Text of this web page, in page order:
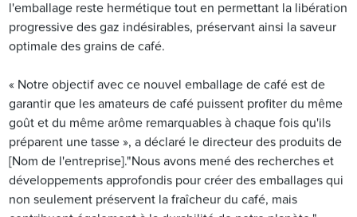
l'emballage reste hermétique tout en permettant la libération
progressive des gaz indésirables, préservant ainsi la saveur
optimale des grains de café.
« Notre objectif avec ce nouvel emballage de café est de
garantir que les amateurs de café puissent profiter du même
goût et du même arôme remarquables à chaque fois qu'ils
préparent une tasse », a déclaré le directeur des produits de
[Nom de l'entreprise]."Nous avons mené des recherches et
développements approfondis pour créer des emballages qui
non seulement préservent la fraîcheur du café, mais